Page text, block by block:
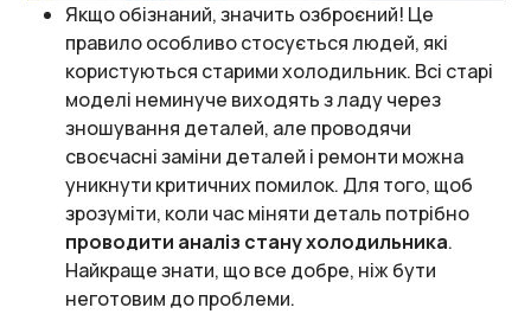
Якщо обізнаний, значить озброєний! Це
правило особливо стосується людей, які
користуються старими холодильник. Всі старі
моделі неминуче виходять з ладу через
зношування деталей, але проводячи
своєчасні заміни деталей і ремонти можна
уникнути критичних помилок. Для того, щоб
зрозуміти, коли час міняти деталь потрібно
проводити аналіз стану холодильника.
Найкраще знати, що все добре, ніж бути
неготовим до проблеми.